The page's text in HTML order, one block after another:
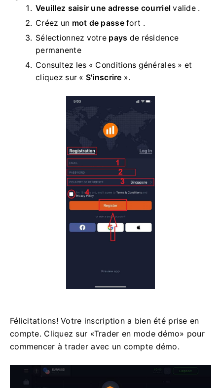
L'inscription à la plateforme mobile iOS est
également possible.
Veuillez saisir une adresse courriel
Créez unmot de passe
Sélectionnez votrepaysde résidence
permanente
cliquez sur «
Félicitations! Votre inscription a bien été prise en
commencer à trader avec un compte démo.